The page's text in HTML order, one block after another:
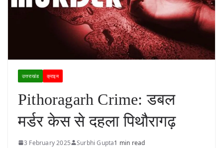
उत्तराखंड क्राइम
Pithoragarh Crime: डबल
मर्डर केस से दहला पिथौरागढ़
3 February 2025 Surbhi Gupta1 min read